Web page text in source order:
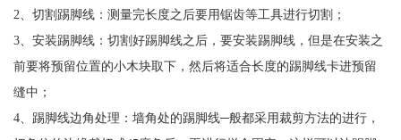
2、切割踢脚线：测量完长度之后要用锯齿等工具进行切割；
3、安装踢脚线：切割好踢脚线之后，要安装踢脚线，但是在安装之
前要将预留位置的小木块取下，然后将适合长度的踢脚线卡进预留
缝中；
4、踢脚线边角处理：墙角处的踢脚线─般都采用裁剪方法的进行，